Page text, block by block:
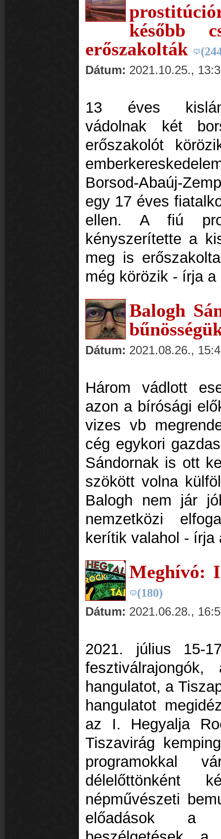
később
erőszakolták
Dátum: 2021.10.25.,
13 éves
vádolnak két
erőszakolót
Borsod-Abaúj-
egy 17 éves
ellen. A fiú
kényszerítette a
meg is
még körözik - írja
Balogh
Dátum: 2021.08.26.,
Három vádlott
azon a bírósági
vizes vb
cég egykori
Sándornak is ott
szökött volna
Balogh nem jár
nemzetközi
kerítik valahol -
Meghívó:
(180)
Dátum: 2021.06.28.,
2021. július 15-
hangulatot, a
hangulatot
az I. Hegyalja
Tiszavirág
programokkal
délelőttönként
népművészeti
előadások a